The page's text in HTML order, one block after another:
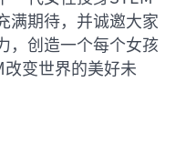
满期待，并诚邀大家
，创造一个每个女孩
变世界的美好未